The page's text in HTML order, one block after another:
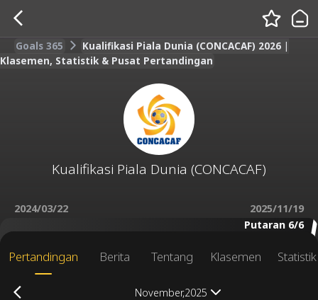
Goals 365
Kualifikasi Piala Dunia (CONCACAF) 2026 |
Klasemen, Statistik & Pusat Pertandingan
Kualifikasi Piala Dunia (CONCACAF)
2024/03/22
2025/11/19
Putaran 6/6
Pertandingan Berita Tentang Klasemen
November,2025